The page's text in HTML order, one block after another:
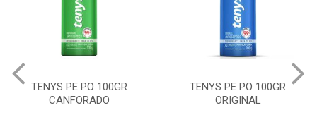
TENYS PE PO 100GR
CANFORADO
TENYS PE PO 100GR
ORIGINAL